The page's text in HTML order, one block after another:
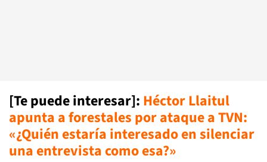
[Te puede interesar]: Héctor Llaitul
apunta a forestales por ataque a TVN:
«¿Quién estaría interesado en silenciar
una entrevista como esa?»